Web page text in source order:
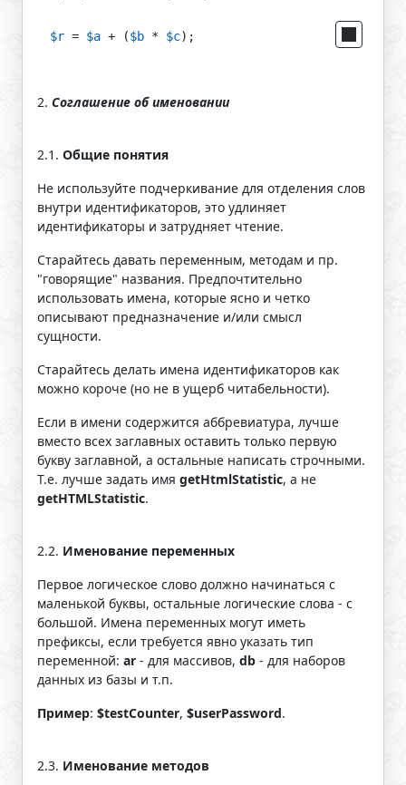
$r = $a + ($b * $c);
2. Соглашение об именовании
2.1. Общие понятия
Не используйте подчеркивание для отделения слов
внутри идентификаторов, это удлиняет
идентификаторы и затрудняет чтение.
Старайтесь давать переменным, методам и пр.
"говорящие" названия. Предпочтительно
использовать имена, которые ясно и четко
описывают предназначение и/или смысл
сущности.
Старайтесь делать имена идентификаторов как
можно короче (но не в ущерб читабельности).
Если в имени содержится аббревиатура, лучше
вместо всех заглавных оставить только первую
букву заглавной, а остальные написать строчными.
Т.е. лучше задать имя getHtmlStatistic, а не
getHTMLStatistic.
2.2. Именование переменных
Первое логическое слово должно начинаться с
маленькой буквы, остальные логические слова - с
большой. Имена переменных могут иметь
префиксы, если требуется явно указать тип
переменной: ar - для массивов, db - для наборов
данных из базы и т.п.
Пример: $testCounter, $userPassword.
2.3. Именование методов